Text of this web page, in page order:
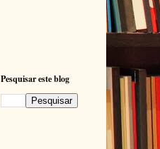
Pesquisar este blog